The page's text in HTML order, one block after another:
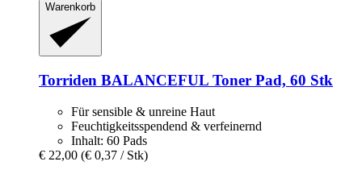
Warenkorb
Torriden BALANCEFUL Toner Pad, 60 Stk
Für sensible & unreine Haut
Feuchtigkeitsspendend & verfeinernd
Inhalt: 60 Pads
€ 22,00 (€ 0,37 / Stk)